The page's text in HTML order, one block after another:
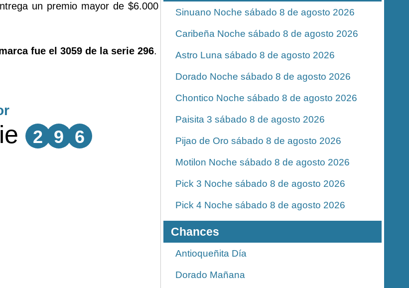
un premio mayor de $6.000
fue el 3059 de la serie 296.
2 9 6
Sinuano Noche sábado 8 de agosto 2026
Caribeña Noche sábado 8 de agosto 2026
Astro Luna sábado 8 de agosto 2026
Dorado Noche sábado 8 de agosto 2026
Chontico Noche sábado 8 de agosto 2026
Paisita 3 sábado 8 de agosto 2026
Pijao de Oro sábado 8 de agosto 2026
Motilon Noche sábado 8 de agosto 2026
Pick 3 Noche sábado 8 de agosto 2026
Pick 4 Noche sábado 8 de agosto 2026
Chances
Antioqueñita Día
Dorado Mañana